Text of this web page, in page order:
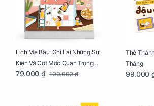
Lịch Mẹ Bầu: Ghi Lại Những Sự
Kiện Và Cột Mốc Quan Trọng
Của Mẹ Và Bé
79.000 ₫ 109.000 ₫
Thẻ
Tháng
99.000